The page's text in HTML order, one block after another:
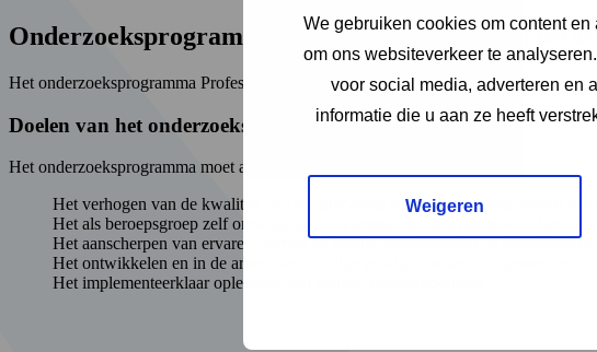
We gebruiken cookies om content
om ons websiteverkeer te
voor social media, adverteren en
informatie die u aan ze heeft
Weigeren
Onderzoeksprogramma Professionalisering
Het onderzoeksprogramma Professionalisering Arbeidsdeskundig handelen richt
Doelen van het onderzoeksprogramma
Het onderzoeksprogramma moet arbeidsdeskundigen faciliteren bij:
Het verhogen van de kwaliteit van de uitvoering van hun werkzaamheden in
Het als beroepsgroep zelf ontwikkelen van kennis en handvatten voor het
Het aanscherpen van ervaren leemtes in kennis, vaardigheden en
Het ontwikkelen en in de arbeidsdeskundige praktijk toetsen van gewenste
Het implementeerklaar opleveren van nieuwe kennisproducten